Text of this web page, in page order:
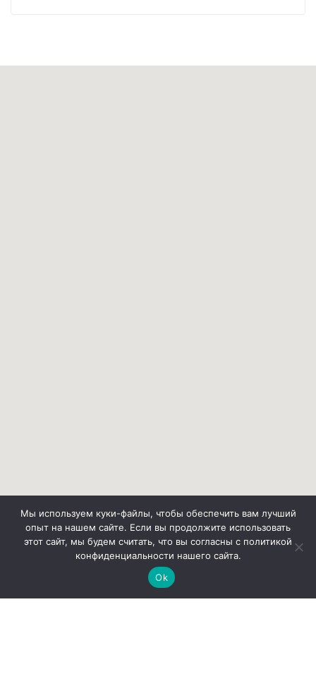
Мы используем куки-файлы, чтобы обеспечить вам лучший
опыт на нашем сайте. Если вы продолжите использовать
этот сайт, мы будем считать, что вы согласны с политикой
конфиденциальности нашего сайта.
Ok